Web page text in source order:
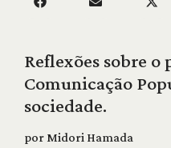
Reflexões sobre o
Comunicação
sociedade.
por Midori Hamada